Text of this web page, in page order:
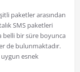
paketler arasından
SMS paketleri
belli bir süre boyunca
de bulunmaktadır.
esnek